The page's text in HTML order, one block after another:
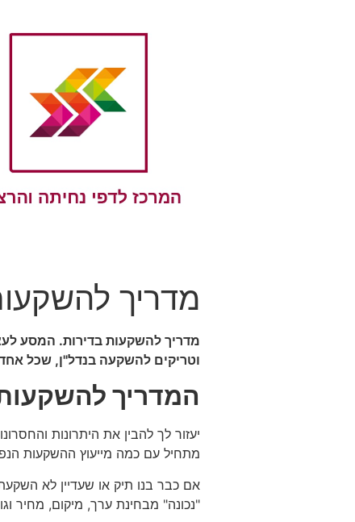
מדריך
מדריך להשקעות בדירות. המסע
וטריקים להשקעה בנדל"ן, שכל
המדריך
יעזור לך להבין את היתרונות
מתחיל עם כמה מייעוץ ההשקעות
אם כבר בנו תיק או שעדיין לא
"נכונה" מבחינת ערך, מיקום, מחיר